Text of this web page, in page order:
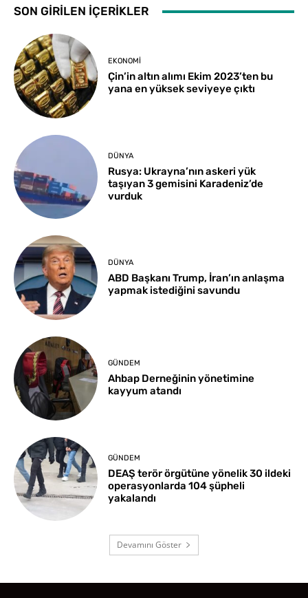
SON GİRİLEN İÇERİKLER
EKONOMI
Çin’in altın alımı Ekim 2023’ten bu
yana en yüksek seviyeye çıktı
DÜNYA
Rusya: Ukrayna’nın askeri yük
taşıyan 3 gemisini Karadeniz’de
vurduk
DÜNYA
ABD Başkanı Trump, İran’ın anlaşma
yapmak istediğini savundu
GÜNDEM
Ahbap Derneğinin yönetimine
kayyum atandı
GÜNDEM
DEAŞ terör örgütüne yönelik 30 ildeki
operasyonlarda 104 şüpheli
yakalandı
Devamını Göster